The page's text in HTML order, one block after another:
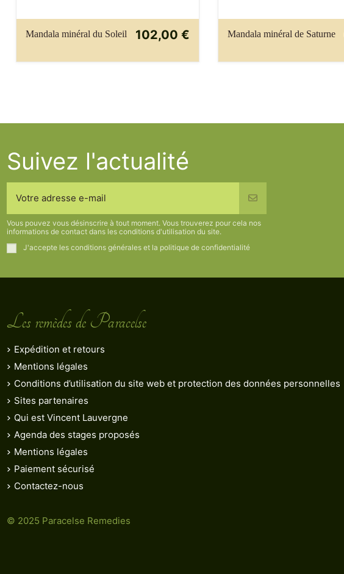
Mandala minéral du Soleil 102,00 € Mandala minéral de Saturne
Suivez l'actualité
Vous pouvez vous désinscrire à tout moment. Vous trouverez pour cela nos
informations de contact dans les conditions d'utilisation du site.
J'accepte les conditions générales et la politique de confidentialité
Les remèdes de Paracelse
Expédition et retours
Mentions légales
Conditions d’utilisation du site web et protection des données personnelles
Sites partenaires
Qui est Vincent Lauvergne
Agenda des stages proposés
Mentions légales
Paiement sécurisé
Contactez-nous
© 2025 Paracelse Remedies